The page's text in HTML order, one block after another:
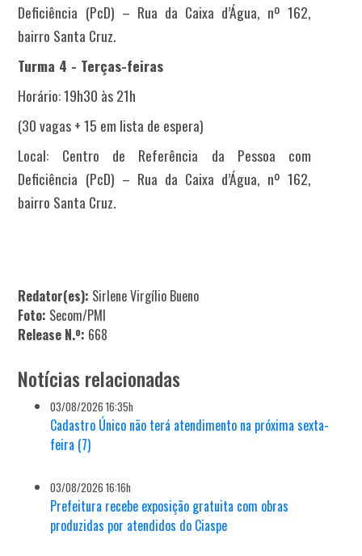
Deficiência (PcD) – Rua da Caixa d’Água, nº 162,
bairro Santa Cruz.
Turma 4 - Terças-feiras
Horário: 19h30 às 21h
(30 vagas + 15 em lista de espera)
Local: Centro de Referência da Pessoa com
Deficiência (PcD) – Rua da Caixa d’Água, nº 162,
bairro Santa Cruz.
Redator(es): Sirlene Virgílio Bueno
Foto: Secom/PMI
Release N.º: 668
Notícias relacionadas
03/08/2026 16:35h
Cadastro Único não terá atendimento na próxima sexta-
feira (7)
03/08/2026 16:16h
Prefeitura recebe exposição gratuita com obras
produzidas por atendidos do Ciaspe